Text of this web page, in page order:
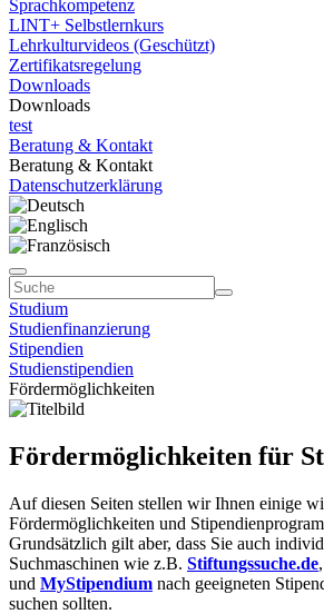
Sprachkompetenz
LINT+ Selbstlernkurs
Lehrkulturvideos (Geschützt)
Zertifikatsregelung
Downloads
Downloads
test
Beratung & Kontakt
Beratung & Kontakt
Datenschutzerklärung
Studium
Studienfinanzierung
Stipendien
Studienstipendien
Fördermöglichkeiten
Fördermöglichkeiten für
Auf diesen Seiten stellen wir Ihnen einige
Fördermöglichkeiten und
Grundsätzlich gilt aber, dass Sie auch
Suchmaschinen wie z.B. Stiftungssuche.de
und MyStipendium nach geeigneten
suchen sollten.